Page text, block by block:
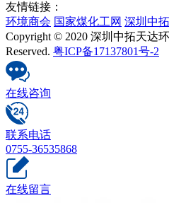
友情链接：
环境商会 国家煤化工网 深圳中
Copyright © 2020 深圳中拓天达
Reserved. 粤ICP备17137801号-2
在线咨询
联系电话
0755-36535868
在线留言